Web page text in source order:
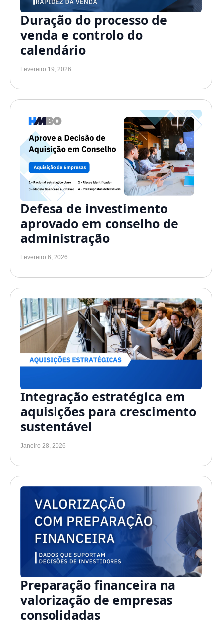
Duração do processo de
venda e controlo do
calendário
Fevereiro 19, 2026
Defesa de investimento
aprovado em conselho de
administração
Fevereiro 6, 2026
Integração estratégica em
aquisições para crescimento
sustentável
Janeiro 28, 2026
Preparação financeira na
valorização de empresas
consolidadas